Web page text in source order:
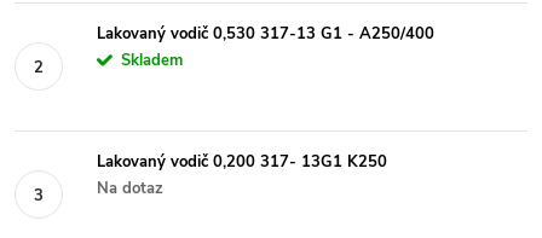
Lakovaný vodič 0,530 317-13 G1 - A250/400
Skladem
Lakovaný vodič 0,200 317- 13G1 K250
Na dotaz